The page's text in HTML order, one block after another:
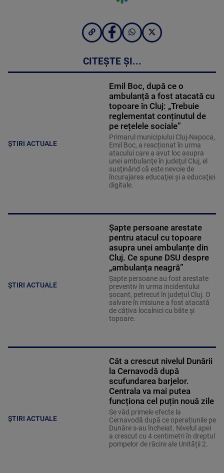
CITEȘTE ȘI...
ȘTIRI ACTUALE
Emil Boc, după ce o
ambulanță a fost atacată cu
topoare în Cluj: „Trebuie
reglementat conținutul de
pe rețelele sociale”
Primarul municipiului Cluj-Napoca,
Emil Boc, a reacționat în urma
atacului care a avut loc asupra
unei ambulanţe în judeţul Cluj, el
susţinând că este nevoie de
încurajarea educaţiei şi a educaţiei
digitale.
ȘTIRI ACTUALE
Șapte persoane arestate
pentru atacul cu topoare
asupra unei ambulanțe din
Cluj. Ce spune DSU despre
„ambulanța neagră”
Șapte persoane au fost arestate
preventiv în urma incidentului
șocant, petrecut în județul Cluj. O
salvare în misiune a fost atacată
de câțiva localnici cu bâte și
topoare.
ȘTIRI ACTUALE
Cât a crescut nivelul Dunării
la Cernavodă după
scufundarea barjelor.
Centrala va mai putea
funcționa cel puțin nouă zile
Se văd primele efecte la
Cernavodă după ce operațiunile pe
Dunăre s-au încheiat. Nivelul apei
a crescut cu 4 centimetri în dreptul
pompelor de răcire ale Unității 2.